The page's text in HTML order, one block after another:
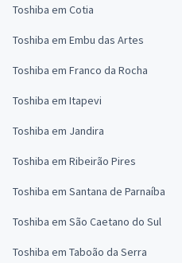
Toshiba em Cotia
Toshiba em Embu das Artes
Toshiba em Franco da Rocha
Toshiba em Itapevi
Toshiba em Jandira
Toshiba em Ribeirão Pires
Toshiba em Santana de Parnaíba
Toshiba em São Caetano do Sul
Toshiba em Taboão da Serra